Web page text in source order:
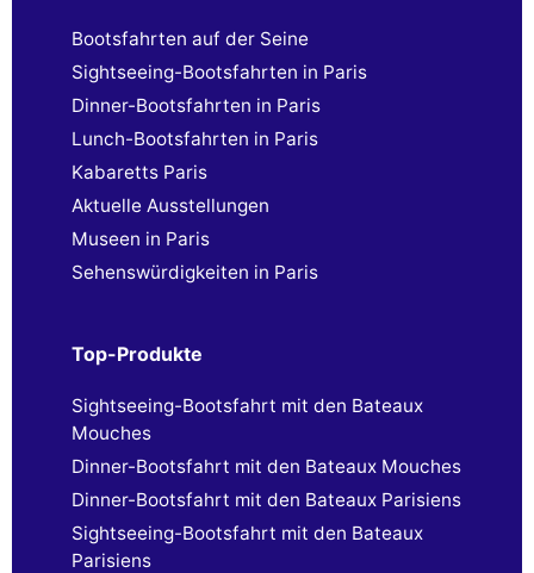
Bootsfahrten auf der Seine
Sightseeing-Bootsfahrten in Paris
Dinner-Bootsfahrten in Paris
Lunch-Bootsfahrten in Paris
Kabaretts Paris
Aktuelle Ausstellungen
Museen in Paris
Sehenswürdigkeiten in Paris
Top-Produkte
Sightseeing-Bootsfahrt mit den Bateaux
Mouches
Dinner-Bootsfahrt mit den Bateaux Mouches
Dinner-Bootsfahrt mit den Bateaux Parisiens
Sightseeing-Bootsfahrt mit den Bateaux
Parisiens